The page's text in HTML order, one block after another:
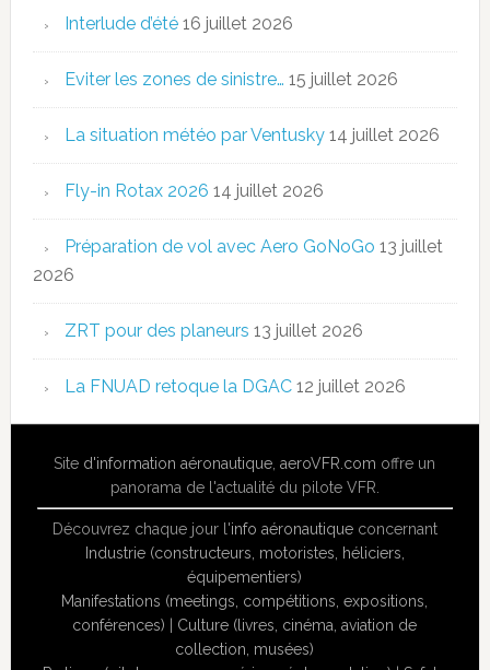
Interlude d’été 16 juillet 2026
Eviter les zones de sinistre… 15 juillet 2026
La situation météo par Ventusky 14 juillet 2026
Fly-in Rotax 2026 14 juillet 2026
Préparation de vol avec Aero GoNoGo 13 juillet
2026
ZRT pour des planeurs 13 juillet 2026
La FNUAD retoque la DGAC 12 juillet 2026
Site d'information aéronautique ,aeroVFR.com offre un
panorama de l'actualité du pilote VFR.
Découvrez chaque jour l'info aéronautiqueconcernant
Industrie (constructeurs, motoristes, héliciers,
équipementiers)
Manifestations (meetings, compétitions, expositions,
conférences)
Culture (livres, cinéma, aviation de
collection, musées)